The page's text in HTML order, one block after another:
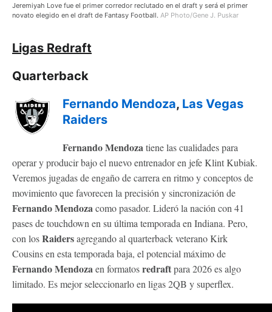
Jeremiyah Love fue el primer corredor reclutado en el draft y será el primer
novato elegido en el draft de Fantasy Football. AP Photo/Gene J. Puskar
Ligas Redraft
Quarterback
Fernando Mendoza, Las Vegas
Raiders
Fernando Mendozatiene las cualidades para
operar y producir bajo el nuevo entrenador en jefe Klint Kubiak.
Veremos jugadas de engaño de carrera en ritmo y conceptos de
movimiento que favorecen la precisión y sincronización de
Fernando Mendozacomo pasador. Lideró la nación con 41
pases de touchdown en su última temporada en Indiana. Pero,
con losRaidersagregando al quarterback veterano Kirk
Cousins en esta temporada baja, el potencial máximo de
Fernando Mendozaen formatosredraftpara 2026 es algo
limitado. Es mejor seleccionarlo en ligas 2QB y superflex.